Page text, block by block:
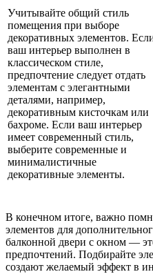
Учитывайте общий стиль
помещения при выборе
декоративных элементов.
ваш интерьер выполнен в
классическом стиле,
предпочтение следует отдать
элементам с элегантными
деталями, например,
декоративным кисточкам или
бахроме. Если ваш интерьер
имеет современный стиль,
выберите современные и
минималистичные
декоративные элементы.
В конечном итоге, важно
элементов для
балконной двери с окном —
предпочтений. Подбирайте
создают желаемый эффект в